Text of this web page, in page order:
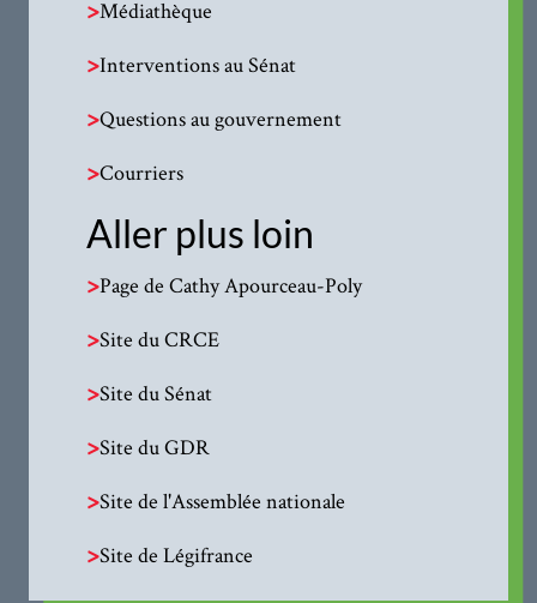
>Médiathèque
>Interventions au Sénat
>Questions au gouvernement
>Courriers
Aller plus loin
>Page de Cathy Apourceau-Poly
>Site du CRCE
>Site du Sénat
>Site du GDR
>Site de l'Assemblée nationale
>Site de Légifrance